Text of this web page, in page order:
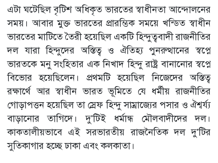
এটা ঘটেছিল বৃটিশ অধিকৃত ভারতের স্বাধীনতা আন্দোলনের
সময়। আবার মুক্ত ভারতের প্রারম্ভিক সময়ে খন্ডিত স্বাধীন
ভারতের মাটিতে তৈরী হয়েছিল একটি হিন্দুত্ববাদী রাজনীতির
দল যারা হিন্দুদের অস্তিত্ব ও ঐতিহ্য পুনরুত্থানের স্বপ্নে
ভারতকে মনু সংহিতার এক নিখাদ হিন্দু রাষ্ট্র বানানোর স্বপ্নে
বিভোর হয়েছিলেন। প্রথমটি হয়েছিল নিজেদের অস্তিত্ব
রক্ষার্থে আর স্বাধীন ভারত ভূমিতে যে ধর্মীয় রাজনীতির
গোড়াপত্তন হয়েছিল তা স্রেফ হিন্দু সাম্রাজ্যের পসার ও ঐশ্বর্য্য
বাড়ানোর তাগিদে। দু'টিই ধর্মান্ধ মৌলবাদীদের দল।
কাকতালীয়ভাবে এই সরভারতীয় রাজনৈতিক দল দু'টির
সুতিকাগার হচ্ছে ঢাকা এবং কলকাতা।